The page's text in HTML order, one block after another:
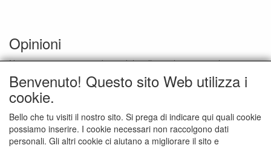
Opinioni
Non ci sono recensioni disponibili nella tua lingua attuale
Scrivi una recensione
Caratteristiche del prodotto
marca Linnepe
Benvenuto! Questo sito Web utilizza i
cookie.
Bello che tu visiti il nostro sito. Si prega di indicare qui quali cookie
possiamo inserire. I cookie necessari non raccolgono dati
personali. Gli altri cookie ci aiutano a migliorare il sito e